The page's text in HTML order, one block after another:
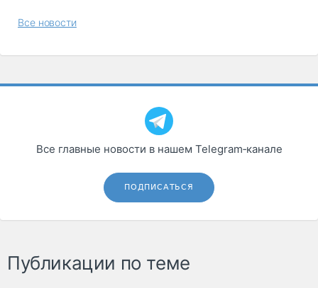
Все новости
Все главные новости в нашем Telegram‑канале
ПОДПИСАТЬСЯ
Публикации по теме